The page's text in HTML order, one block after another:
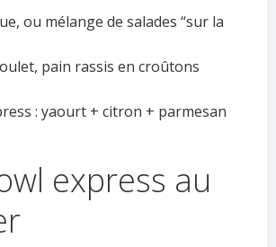
ou mélange de salades “sur la
pain rassis en croûtons
: yaourt + citron + parmesan
express au